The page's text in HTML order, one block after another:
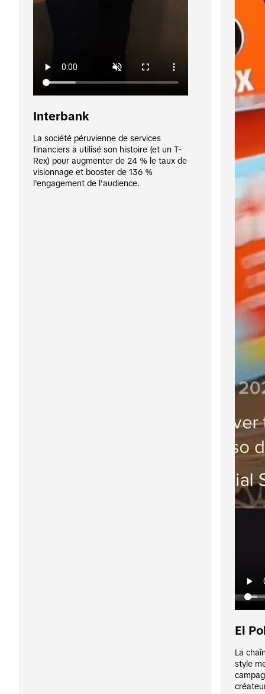
Interbank
La société péruvienne de services
financiers a utilisé son histoire (et un T-
Rex) pour augmenter de 24 % le taux de
visionnage et booster de 136 %
l'engagement de l'audience.
El
La
style